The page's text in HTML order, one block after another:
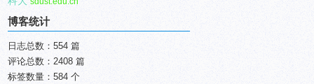
博客统计
日志总数：554 篇
评论总数：2408 篇
标签数量：584 个